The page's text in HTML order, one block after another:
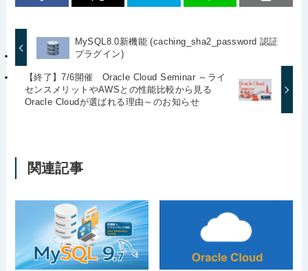
MySQL8.0新機能 (caching_sha2_password 認証
プラグイン)
【終了】7/6開催 Oracle Cloud Seminar ～ライ
センスメリットやAWSとの性能比較から見る
Oracle Cloudが選ばれる理由～のお知らせ
関連記事